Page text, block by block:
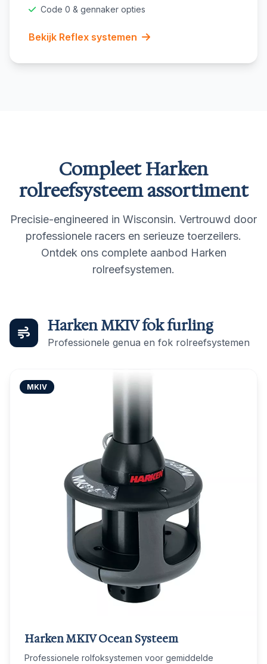
Code 0 & gennaker opties
Bekijk Reflex systemen
Compleet Harken
rolreefsysteem assortiment
Precisie-engineered in Wisconsin. Vertrouwd door
professionele racers en serieuze toerzeilers.
Ontdek ons complete aanbod Harken
rolreefsystemen.
Harken MKIV fok furling
Professionele genua en fok rolreefsystemen
MKIV
Harken MKIV Ocean Systeem
Professionele rolfoksystemen voor gemiddelde